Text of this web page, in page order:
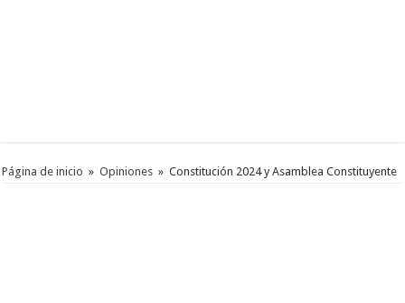
Página de inicio » Opiniones » Constitución 2024 y Asamblea Constituyente